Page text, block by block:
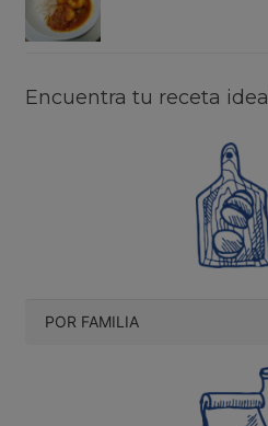
Encuentra tu receta ideal